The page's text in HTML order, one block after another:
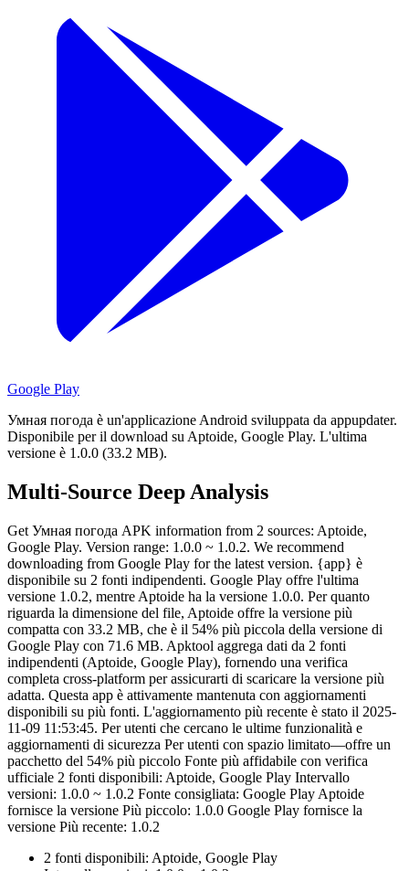
Google Play
Умная погода è un'applicazione Android sviluppata da appupdater.
Disponibile per il download su Aptoide, Google Play. L'ultima
versione è 1.0.0 (33.2 MB).
Multi-Source Deep Analysis
Get Умная погода APK information from 2 sources: Aptoide,
Google Play. Version range: 1.0.0 ~ 1.0.2. We recommend
downloading from Google Play for the latest version. {app} è
disponibile su 2 fonti indipendenti. Google Play offre l'ultima
versione 1.0.2, mentre Aptoide ha la versione 1.0.0. Per quanto
riguarda la dimensione del file, Aptoide offre la versione più
compatta con 33.2 MB, che è il 54% più piccola della versione di
Google Play con 71.6 MB. Apktool aggrega dati da 2 fonti
indipendenti (Aptoide, Google Play), fornendo una verifica
completa cross-platform per assicurarti di scaricare la versione più
adatta. Questa app è attivamente mantenuta con aggiornamenti
disponibili su più fonti. L'aggiornamento più recente è stato il 2025-
11-09 11:53:45. Per utenti che cercano le ultime funzionalità e
aggiornamenti di sicurezza Per utenti con spazio limitato—offre un
pacchetto del 54% più piccolo Fonte più affidabile con verifica
ufficiale 2 fonti disponibili: Aptoide, Google Play Intervallo
versioni: 1.0.0 ~ 1.0.2 Fonte consigliata: Google Play Aptoide
fornisce la versione Più piccolo: 1.0.0 Google Play fornisce la
versione Più recente: 1.0.2
2 fonti disponibili: Aptoide, Google Play